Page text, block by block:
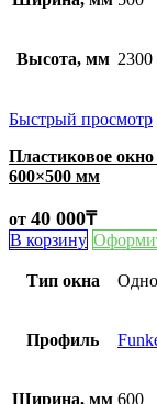
Высота, мм 2300
Быстрый просмотр
Пластиковое
600×500 мм
от 40 000₸
В корзину
Тип окна
Профиль
Ширина, мм 600